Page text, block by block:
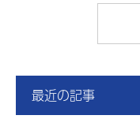
最近の記事